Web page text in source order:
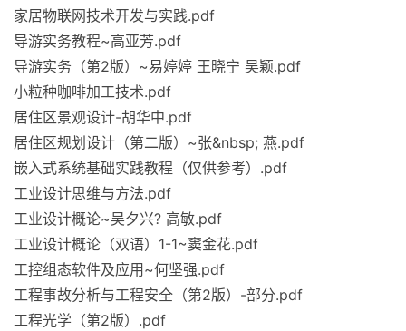
家居物联网技术开发与实践.pdf
导游实务教程~高亚芳.pdf
导游实务（第2版）~易婷婷 王晓宁 吴颖.pdf
小粒种咖啡加工技术.pdf
居住区景观设计-胡华中.pdf
居住区规划设计（第二版）~张&nbsp; 燕.pdf
嵌入式系统基础实践教程（仅供参考）.pdf
工业设计思维与方法.pdf
工业设计概论~吴夕兴? 高敏.pdf
工业设计概论（双语）1-1~窦金花.pdf
工控组态软件及应用~何坚强.pdf
工程事故分析与工程安全（第2版）-部分.pdf
工程光学（第2版）.pdf